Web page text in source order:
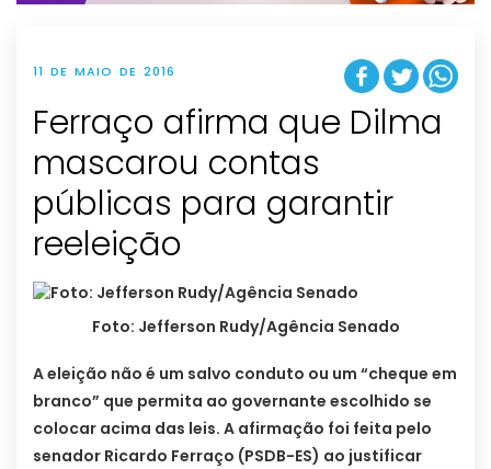
11 DE MAIO DE 2016
Ferraço afirma que Dilma
mascarou contas
públicas para garantir
reeleição
Foto: Jefferson Rudy/Agência Senado
A eleição não é um salvo conduto ou um “cheque em
branco” que permita ao governante escolhido se
colocar acima das leis. A afirmação foi feita pelo
senador Ricardo Ferraço (PSDB-ES) ao justificar